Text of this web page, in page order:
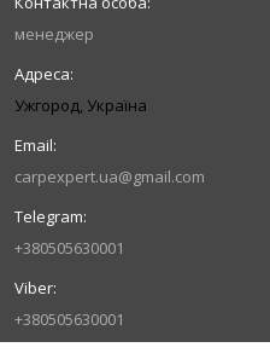
менеджер
Ужгород, Україна
carpexpert.ua@gmail.com
+380505630001
+380505630001